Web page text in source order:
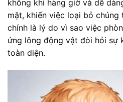
không khí hàng giờ và dễ
mặt, khiến việc loại bỏ
chính là lý do vì sao việc
ứng lông động vật đòi hỏi sự
toàn diện.